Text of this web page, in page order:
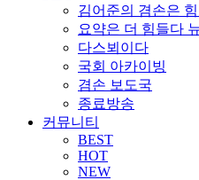
김어준의 겸손은
요약은 더 힘들다
다스뵈이다
국회 아카이빙
겸손 보도국
종료방송
커뮤니티
BEST
HOT
NEW